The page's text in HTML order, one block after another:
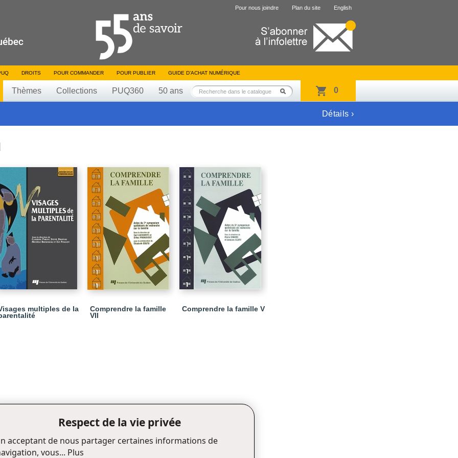
Pour nous joindre Plan du site English
DROITS POUR COMMANDER POUR PUBLIER GUIDE D’ACHAT NUMÉRIQUE
Thèmes Collections PUQ360 50 ans 0
Détails ›
multiples de la
Comprendre la famille
VII
Comprendre la famille V
Respect de la vie privée
acceptant de nous partager certaines informations de
vous... Plus